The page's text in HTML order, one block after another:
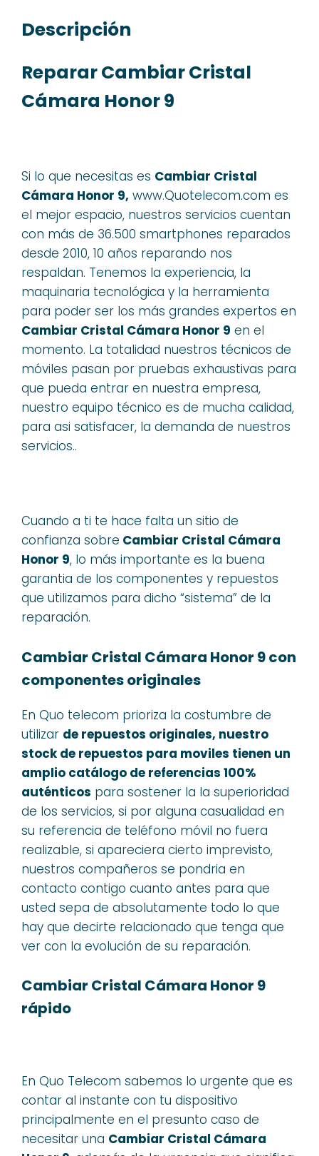
Descripción
Reparar Cambiar Cristal
Cámara Honor 9
Si lo que necesitas es Cambiar Cristal
Cámara Honor 9, www.Quotelecom.com es
el mejor espacio, nuestros servicios cuentan
con más de 36.500 smartphones reparados
desde 2010, 10 años reparando nos
respaldan. Tenemos la experiencia, la
maquinaria tecnológica y la herramienta
para poder ser los más grandes expertos en
Cambiar Cristal Cámara Honor 9 en el
momento. La totalidad nuestros técnicos de
móviles pasan por pruebas exhaustivas para
que pueda entrar en nuestra empresa,
nuestro equipo técnico es de mucha calidad,
para asi satisfacer, la demanda de nuestros
servicios..
Cuando a ti te hace falta un sitio de
confianza sobre Cambiar Cristal Cámara
Honor 9, lo más importante es la buena
garantia de los componentes y repuestos
que utilizamos para dicho “sistema” de la
reparación.
Cambiar Cristal Cámara Honor 9 con
componentes originales
En Quo telecom prioriza la costumbre de
utilizar de repuestos originales, nuestro
stock de repuestos para moviles tienen un
amplio catálogo de referencias 100%
auténticos para sostener la la superioridad
de los servicios, si por alguna casualidad en
su referencia de teléfono móvil no fuera
realizable, si apareciera cierto imprevisto,
nuestros compañeros se pondria en
contacto contigo cuanto antes para que
usted sepa de absolutamente todo lo que
hay que decirte relacionado que tenga que
ver con la evolución de su reparación.
Cambiar Cristal Cámara Honor 9
rápido
En Quo Telecom sabemos lo urgente que es
contar al instante con tu dispositivo
principalmente en el presunto caso de
necesitar una Cambiar Cristal Cámara